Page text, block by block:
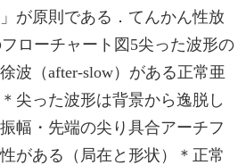
が原則である．てんかん性放
ローチャート図5尖った波形の
波（after-slow）がある正常亜
尖った波形は背景から逸脱し
幅・先端の尖り具合アーチフ
がある（局在と形状）＊正常